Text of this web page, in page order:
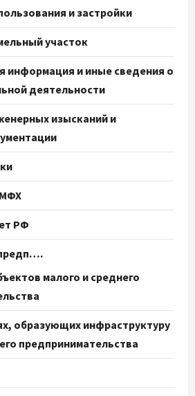
и застройки
участок
информация и иные сведения о
деятельности
изысканий и
РФ
малого и среднего
образующих инфраструктуру
предпринимательства